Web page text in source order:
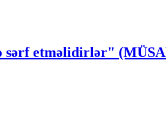
sərf etməlidirlər"